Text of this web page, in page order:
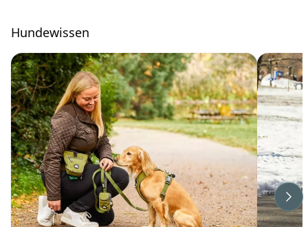
Hundewissen